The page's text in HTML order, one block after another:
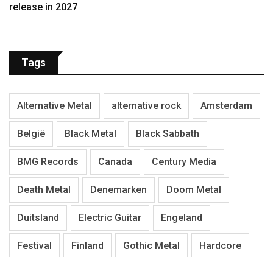
release in 2027
Tags
Alternative Metal alternative rock Amsterdam
België Black Metal Black Sabbath
BMG Records Canada Century Media
Death Metal Denemarken Doom Metal
Duitsland Electric Guitar Engeland
Festival Finland Gothic Metal Hardcore